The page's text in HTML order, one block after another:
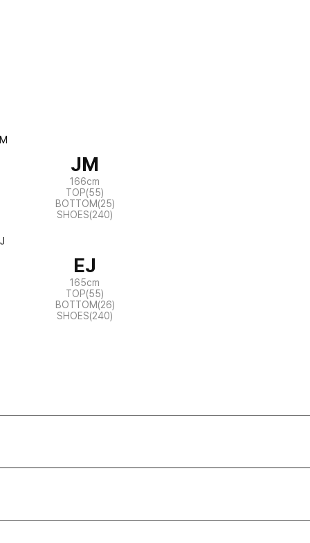
JM
166cm
TOP(55)
BOTTOM(25)
SHOES(240)
EJ
165cm
TOP(55)
BOTTOM(26)
SHOES(240)